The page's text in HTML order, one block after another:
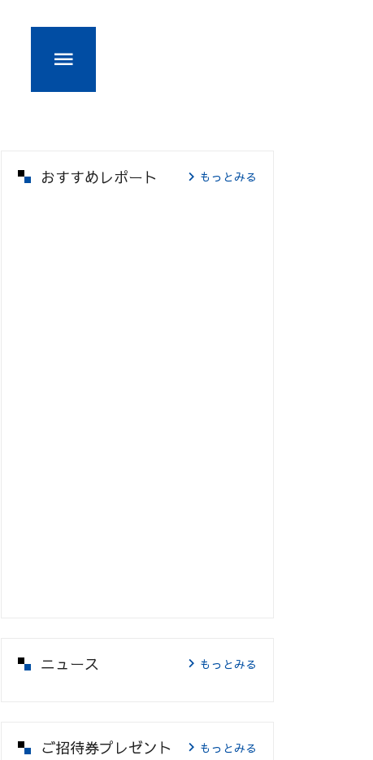
おすすめレポート もっとみる
ニュース もっとみる
ご招待券プレゼント もっとみる